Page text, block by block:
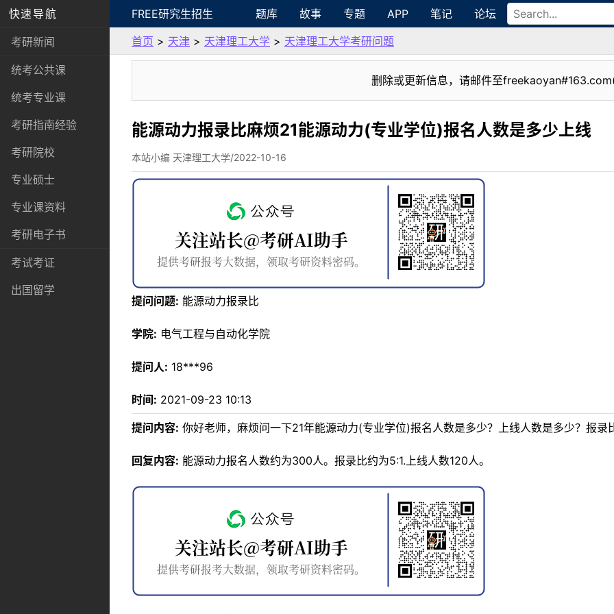
快速导航
考研新闻
统考公共课
统考专业课
考研指南经验
考研院校
专业硕士
专业课资料
考研电子书
考试考证
出国留学
FREE研究生招生 题库 故事 专题 APP 笔记 论坛
首页 > 天津 > 天津理工大学 > 天津理工大学考研问题
删除或更新信息，请邮件至
能源动力报录比麻烦21能源动力(专业学位)报名人数是多少上线
本站小编 天津理工大学/2022-10-16
提问问题: 能源动力报录比
学院: 电气工程与自动化学院
提问人: 18***96
时间: 2021-09-23 10:13
提问内容: 你好老师，麻烦问一下21年能源动力(专业学位)报名人数是多少？上线人数是多少？报录
回复内容: 能源动力报名人数约为300人。报录比约为5:1.上线人数120人。